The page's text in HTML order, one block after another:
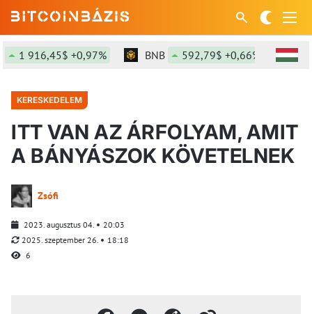
+0,97% BNB 592,79$ +0,66% SOL
KERESKEDELEM
ITT VAN AZ ÁRFOLYAM, AMIT
A BÁNYÁSZOK KÖVETELNEK
Zsófi
2023. augusztus 04.
20:03
2025. szeptember 26.
18:18
6